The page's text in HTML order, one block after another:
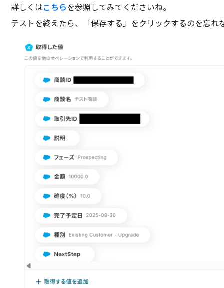
詳しくはこちらを参照してみてくださいね。
テストを終えたら、「保存する」をクリックするのを忘れ